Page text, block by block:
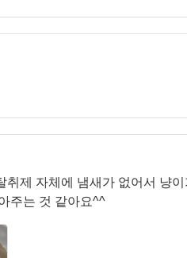
취제 자체에 냄새가 없어서 냥
주는 것 같아요^^